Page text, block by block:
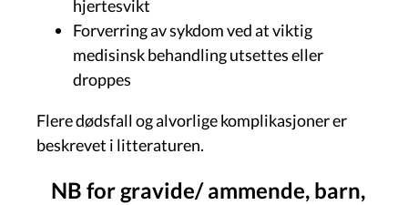
hjertesvikt
Forverring av sykdom ved at viktig
medisinsk behandling utsettes eller
droppes
Flere dødsfall og alvorlige komplikasjoner er
beskrevet i litteraturen.
NB for gravide/ ammende, barn,